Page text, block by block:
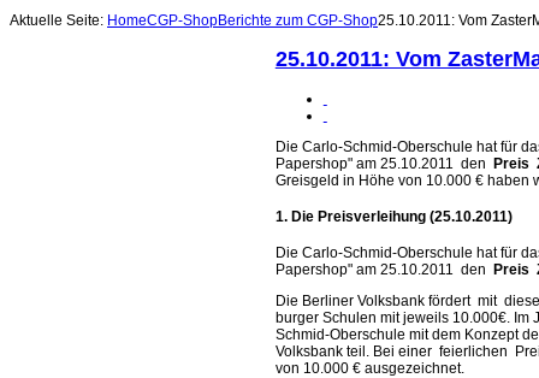
Aktuelle Seite: HomeCGP-ShopBerichte zum CGP-Shop25.10.2011: Vom
25.10.2011: Vom
Die Carlo-Schmid-Oberschule hat für
Papershop" am 25.10.2011 den
Preis
Greisgeld in Höhe von 10.000 € haben
1. Die Preisverleihung (25.10.2011)
Die Carlo-Schmid-Oberschule hat für
Papershop" am 25.10.2011 den
Preis
Die Berliner Volksbank fördert mit
burger Schulen mit jeweils 10.000€. Im
Schmid-Oberschule mit dem Konzept
Volksbank teil. Bei einer feierlichen
von 10.000 € ausgezeichnet.